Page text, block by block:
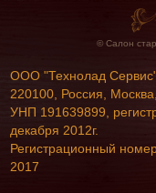
© Салон
ООО "Технолад
220100, Россия,
УНП 191639899,
декабря 2012г.
Регистрационный
2017